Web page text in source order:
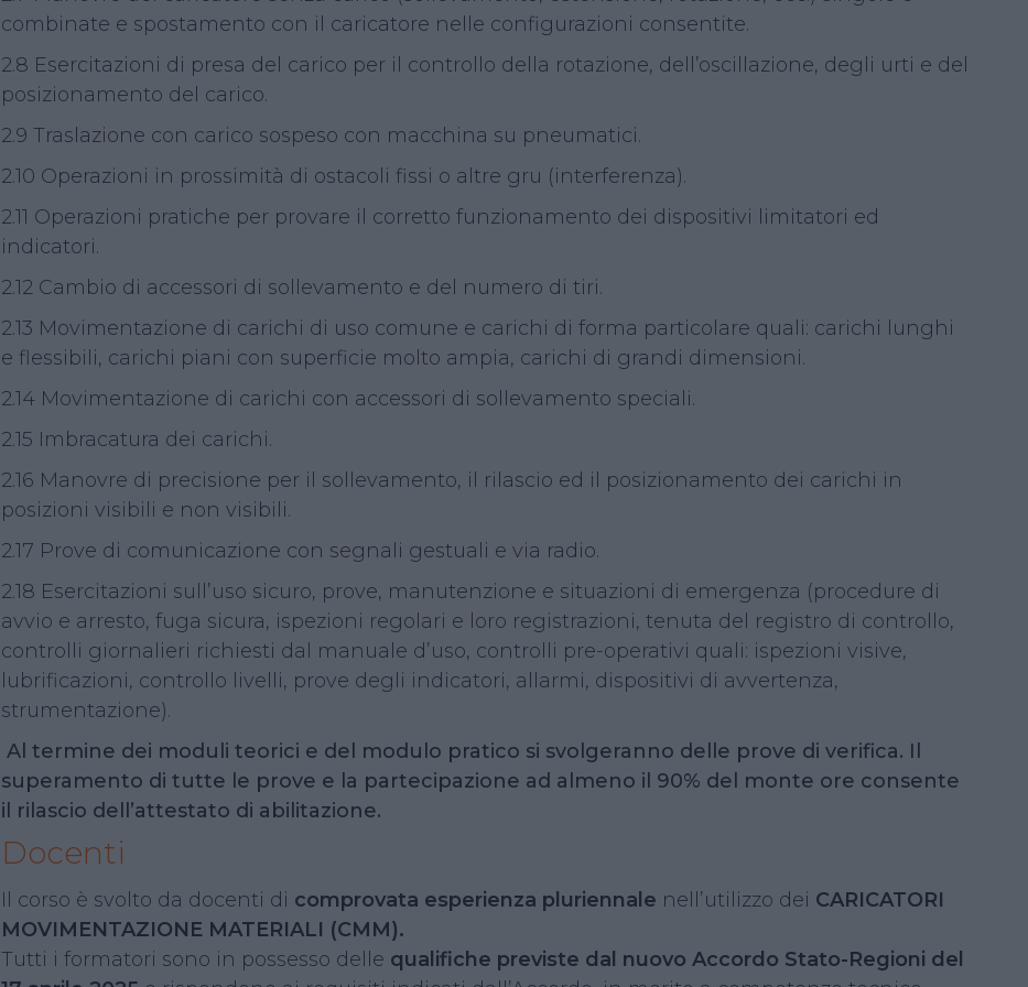
combinate e spostamento con il caricatore nelle configurazioni consentite.
2.8 Esercitazioni di presa del carico per il controllo della rotazione, dell’oscillazione, degli urti e del
posizionamento del carico.
2.9 Traslazione con carico sospeso con macchina su pneumatici.
2.10 Operazioni in prossimità di ostacoli fissi o altre gru (interferenza).
2.11 Operazioni pratiche per provare il corretto funzionamento dei dispositivi limitatori ed
indicatori.
2.12 Cambio di accessori di sollevamento e del numero di tiri.
2.13 Movimentazione di carichi di uso comune e carichi di forma particolare quali: carichi lunghi
e flessibili, carichi piani con superficie molto ampia, carichi di grandi dimensioni.
2.14 Movimentazione di carichi con accessori di sollevamento speciali.
2.15 Imbracatura dei carichi.
2.16 Manovre di precisione per il sollevamento, il rilascio ed il posizionamento dei carichi in
posizioni visibili e non visibili.
2.17 Prove di comunicazione con segnali gestuali e via radio.
2.18 Esercitazioni sull’uso sicuro, prove, manutenzione e situazioni di emergenza (procedure di
avvio e arresto, fuga sicura, ispezioni regolari e loro registrazioni, tenuta del registro di controllo,
controlli giornalieri richiesti dal manuale d’uso, controlli pre-operativi quali: ispezioni visive,
lubrificazioni, controllo livelli, prove degli indicatori, allarmi, dispositivi di avvertenza,
strumentazione).
Al termine dei moduli teorici e del modulo pratico si svolgeranno delle prove di verifica. Il
superamento di tutte le prove e la partecipazione ad almeno il 90% del monte ore consente
il rilascio dell’attestato di abilitazione.
Docenti
Il corso è svolto da docenti di comprovata esperienza pluriennale nell’utilizzo dei CARICATORI
MOVIMENTAZIONE MATERIALI (CMM).
Tutti i formatori sono in possesso delle qualifiche previste dal nuovo Accordo Stato-Regioni del